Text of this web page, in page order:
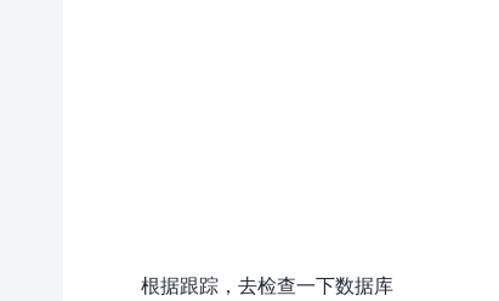
根据跟踪，去检查一下数据库